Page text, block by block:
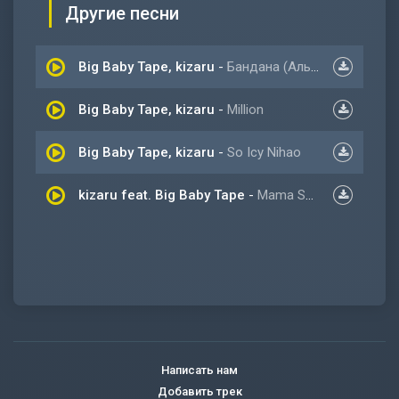
Другие песни
Big Baby Tape, kizaru - Бандана (Альбом)
Big Baby Tape, kizaru - Million
Big Baby Tape, kizaru - So Icy Nihao
kizaru feat. Big Baby Tape - Mama Sa Mama Coosa
Написать нам
Добавить трек